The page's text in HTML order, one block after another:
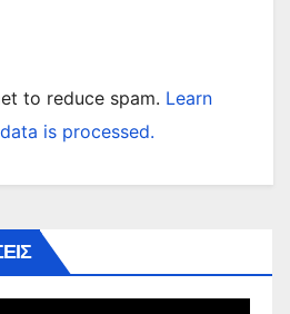
to reduce spam. Learn
is processed.